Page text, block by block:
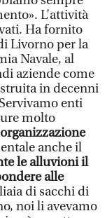
L’attività
Ha fornito
Livorno per la
Navale, al
aziende come
in decenni
enti
molto
anche il
le alluvioni il
alle
di sacchi di
noi li avevamo